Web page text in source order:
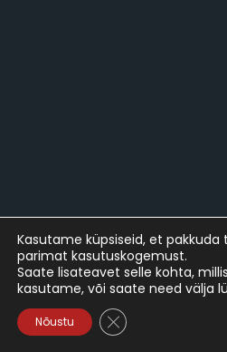
© Tarrest
Kasutame küpsiseid, et pakkuda
parimat kasutuskogemust.
Saate lisateavet selle kohta,
kasutame, või saate need välja
Nõustu Close GDPR